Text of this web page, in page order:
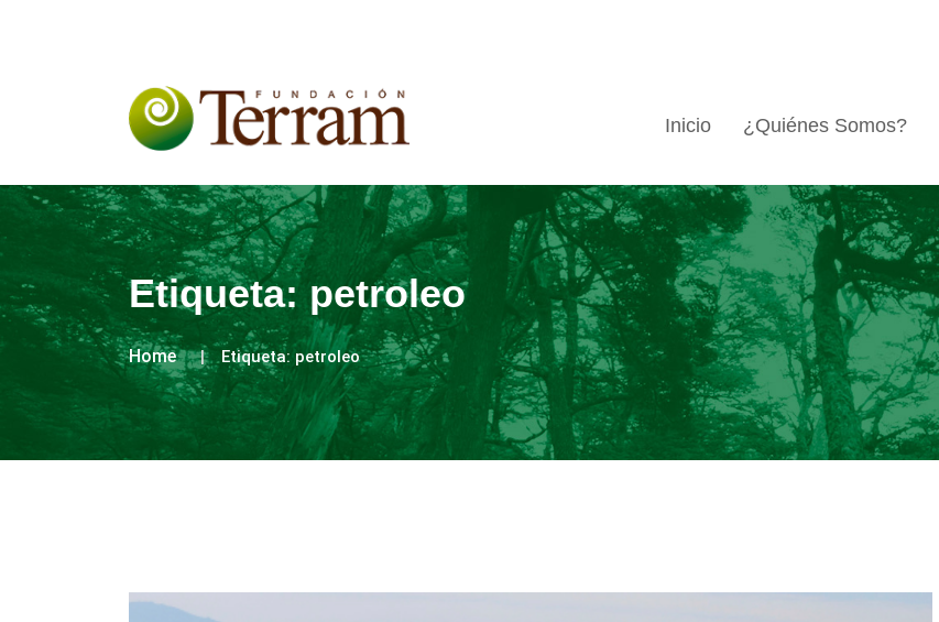
Inicio ¿Quiénes Somos?
Etiqueta:petroleo
Home Etiqueta:petroleo